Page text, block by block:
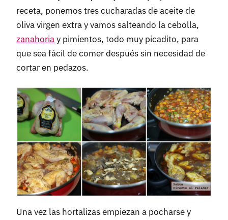
receta, ponemos tres cucharadas de aceite de
oliva virgen extra y vamos salteando la cebolla,
zanahoriay pimientos, todo muy picadito, para
que sea fácil de comer después sin necesidad de
cortar en pedazos.
Una vez las hortalizas empiezan a pocharse y